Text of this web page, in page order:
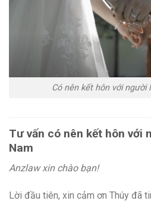
Có nên kết hôn với người
Tư vấn có nên kết hôn với
Nam
Anzlaw xin chào bạn!
Lời đầu tiên, xin cảm ơn Thúy đã